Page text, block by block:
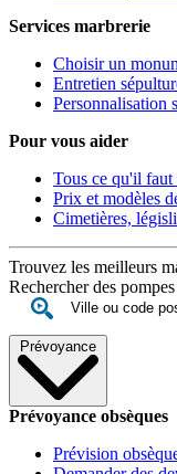
Services marbrerie
Choisir un
Entretien
Personnalisation
Pour vous aider
Tous ce qu'il faut
Prix et modèles
Cimetières,
Trouvez les meilleurs
Rechercher des
Prévoyance
Prévoyance obsèques
Prévision